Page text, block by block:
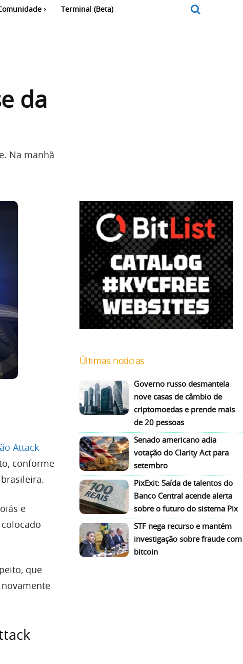
Terminal (Beta)
da
Na manhã
Attack
conforme
e
que
novamente
Últimas notícias
Governo russo desmantela
nove casas de câmbio de
criptomoedas e prende mais
de 20 pessoas
Senado americano adia
votação do Clarity Act para
setembro
PixExit: Saída de talentos do
Banco Central acende alerta
sobre o futuro do sistema Pix
STF nega recurso e mantém
investigação sobre fraude com
bitcoin